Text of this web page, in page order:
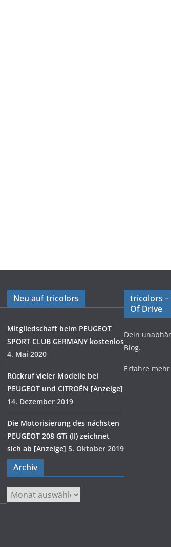
Neu auf tricolors
Mitgliedschaft beim PEUGEOT
SPORT CLUB GERMANY kostenlos
4. Mai 2020
Rückruf vieler Modelle bei
PEUGEOT und CITROËN [Anzeige]
14. Dezember 2019
Die Motorisierung des nächsten
PEUGEOT 208 GTi (II) zeichnet
sich ab [Anzeige] 5. Oktober 2019
Archiv
Archiv
tricolors –
Of Drive
Dein
Blog.
Erfahre